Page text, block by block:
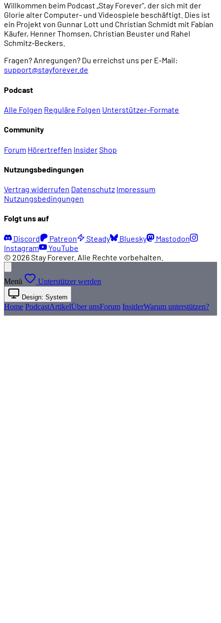
Willkommen beim Podcast „Stay Forever", der sich mit der
Glorie alter Computer- und Videospiele beschäftigt. Dies ist
ein Projekt von Gunnar Lott und Christian Schmidt mit Fabian
Käufer, Henner Thomsen, Christian Beuster und Rahel
Schmitz-Beckers.
Fragen? Anregungen? Du erreichst uns per E-Mail:
support@stayforever.de
Podcast
Alle Folgen Reguläre Folgen Unterstützer-Formate
Community
Forum Hörertreffen InsiderShop
Nutzungsbedingungen
Vertrag widerrufen Datenschutz Impressum
Nutzungsbedingungen
Folgt uns auf
Discord Patreon Steady Bluesky
Mastodon
Instagram
YouTube
© 2026 Stay Forever. Alle Rechte vorbehalten.
Menü Unterstützer werden
Design: System
Home PodcastArtikelÜber unsForum InsiderWarum unterstützen?